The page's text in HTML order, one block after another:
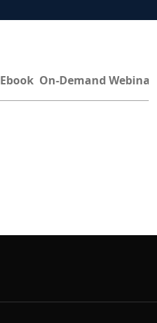
Ebook On-Demand Webinar